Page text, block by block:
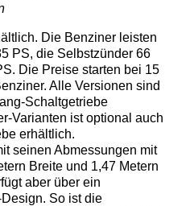
Die Benziner leisten
PS, die Selbstzünder 66
Die Preise starten bei 15
Alle Versionen sind
Schaltgetriebe
Varianten ist optional auch
erhältlich.
seinen Abmessungen mit
Breite und 1,47 Metern
aber über ein
So ist die